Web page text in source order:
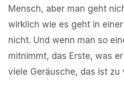
Mensch, aber man geht
wirklich wie es geht in
nicht. Und wenn man so
mitnimmt, das Erste, was
viele Geräusche, das ist zu